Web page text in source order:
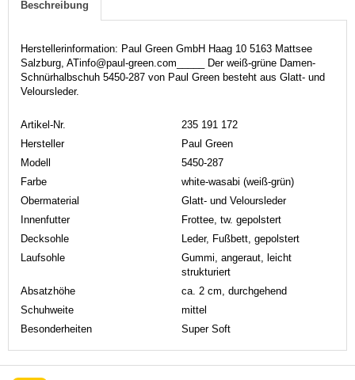
Beschreibung
Herstellerinformation: Paul Green GmbH Haag 10 5163 Mattsee
Salzburg, ATinfo@paul-green.com_____ Der weiß-grüne Damen-
Schnürhalbschuh 5450-287 von Paul Green besteht aus Glatt- und
Veloursleder.
Artikel-Nr.
235 191 172
Hersteller
Paul Green
Modell
5450-287
Farbe
white-wasabi (weiß-grün)
Obermaterial
Glatt- und Veloursleder
Innenfutter
Frottee, tw. gepolstert
Decksohle
Leder, Fußbett, gepolstert
Laufsohle
Gummi, angeraut, leicht
strukturiert
Absatzhöhe
ca. 2 cm, durchgehend
Schuhweite
mittel
Besonderheiten
Super Soft